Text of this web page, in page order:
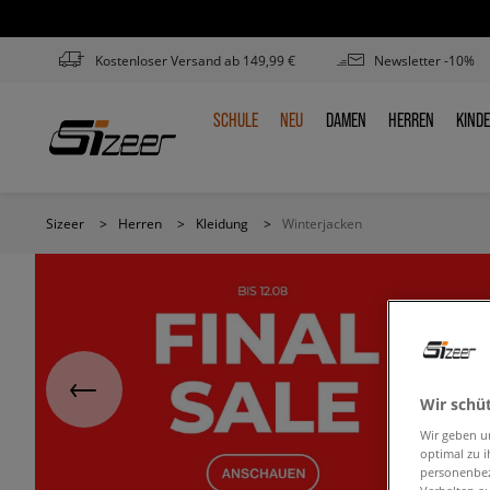
Kostenloser Versand ab 149,99 € Newsletter -10%
SCHULE
SCHULE NEU
NEU DAMEN
DAMEN HERREN
HERREN
Sizeer > Herren > Kleidung > Winterjacken
Wir
Wir geben
optimal zu